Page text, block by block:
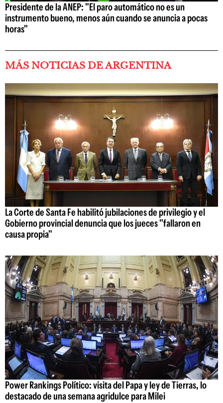
Presidente de la ANEP: "El paro automático no es un
instrumento bueno, menos aún cuando se anuncia a pocas
horas"
MÁS NOTICIAS DE ARGENTINA
La Corte de Santa Fe habilitó jubilaciones de privilegio y el
Gobierno provincial denuncia que los jueces "fallaron en
causa propia"
Power Rankings Político: visita del Papa y ley de Tierras, lo
destacado de una semana agridulce para Milei